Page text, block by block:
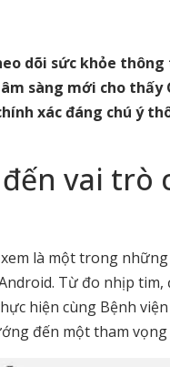
dõi sức khỏe
sàng mới cho thấy
xác đáng chú ý
vai trò
là một trong
Từ đo nhịp tim,
hiện cùng Bệnh
đến một tham